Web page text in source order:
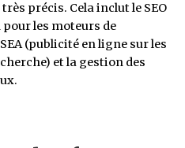
précis. Cela inclut le SEO
les moteurs de
(publicité en ligne sur les
et la gestion des